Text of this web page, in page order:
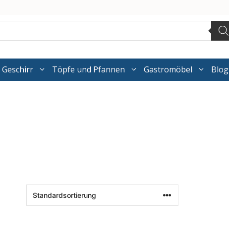
Geschirr Töpfe und Pfannen Gastromöbel Blog